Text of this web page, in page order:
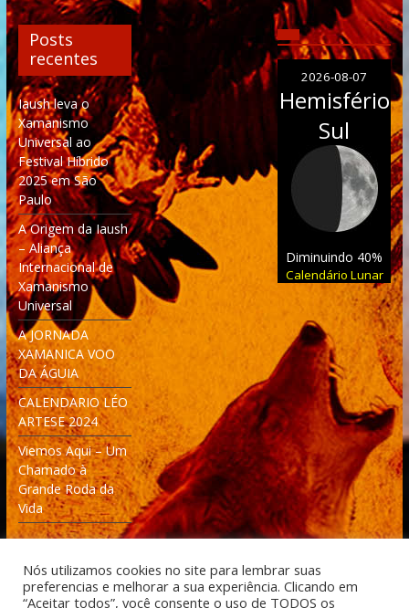
Posts
recentes
Iaush leva o
Xamanismo
Universal ao
Festival Híbrido
2025 em São
Paulo
A Origem da Iaush
– Aliança
Internacional de
Xamanismo
Universal
A JORNADA
XAMANICA VOO
DA ÁGUIA
CALENDARIO LÉO
ARTESE 2024
Viemos Aqui – Um
Chamado à
Grande Roda da
Vida
2026-08-07
Hemisfério
Sul
Diminuindo 40%
Calendário Lunar
Nós utilizamos cookies no site para lembrar suas
preferencias e melhorar a sua experiência. Clicando em
“Aceitar todos”, você consente o uso de TODOS os